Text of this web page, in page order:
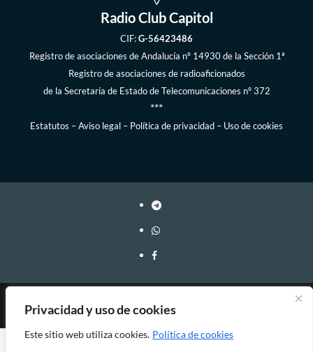
Privacidad y uso de cookies
Este sitio web utiliza cookies. Política de cookies
Radio Club Capitol
CIF:G-56423486
Registro de asociaciones de Andalucía nº 14930 de la Sección 1ª
Registro de asociaciones de radioaficionados
de la Secretaría de Estado de Telecomunicaciones nº 372
***
Estatutos –Aviso legal – Política de privacidad – Uso de cookies
Webmaster: EA7FY Copyleft, 2023-2026